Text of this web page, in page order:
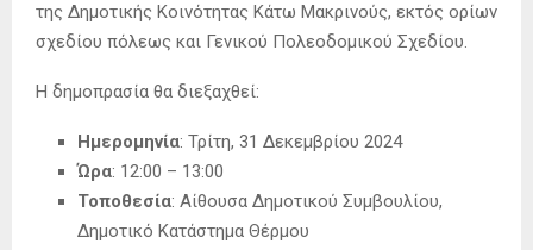
της Δημοτικής Κοινότητας Κάτω Μακρινούς, εκτός ορίων
σχεδίου πόλεως και Γενικού Πολεοδομικού Σχεδίου.
Η δημοπρασία θα διεξαχθεί:
Ημερομηνία: Τρίτη, 31 Δεκεμβρίου 2024
Ώρα: 12:00 – 13:00
Τοποθεσία: Αίθουσα Δημοτικού Συμβουλίου,
Δημοτικό Κατάστημα Θέρμου